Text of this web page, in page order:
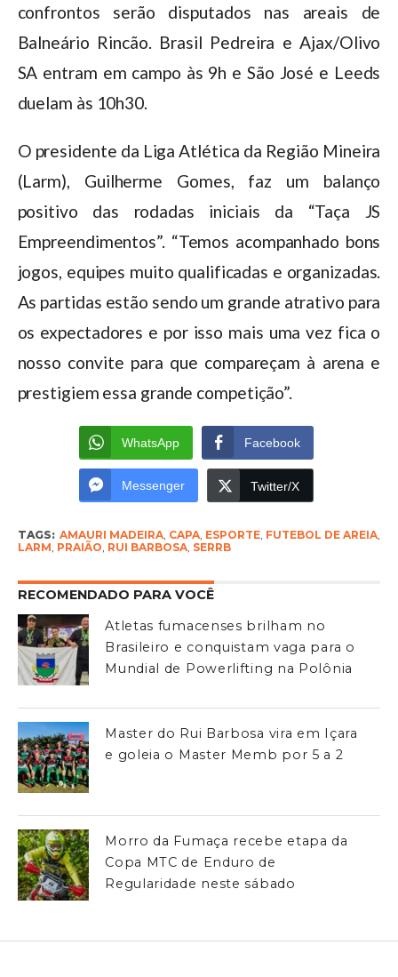
confrontos serão disputados nas areais de
Balneário Rincão. Brasil Pedreira e Ajax/Olivo
SA entram em campo às 9h e São José e Leeds
duelam às 10h30.
O presidente da Liga Atlética da Região Mineira
(Larm), Guilherme Gomes, faz um balanço
positivo das rodadas iniciais da “Taça JS
Empreendimentos”. “Temos acompanhado bons
jogos, equipes muito qualificadas e organizadas.
As partidas estão sendo um grande atrativo para
os expectadores e por isso mais uma vez fica o
nosso convite para que compareçam à arena e
prestigiem essa grande competição”.
WhatsApp Facebook
Messenger Twitter/X
TAGS: AMAURI MADEIRA, CAPA, ESPORTE, FUTEBOL DE AREIA,
LARM PRAIÃO RUI BARBOSA, SERRB
RECOMENDADO PARA VOCÊ
Atletas fumacenses brilham no
Brasileiro e conquistam vaga para o
Mundial de Powerlifting na Polônia
Master do Rui Barbosa vira em Içara
e goleia o Master Memb por 5 a 2
Morro da Fumaça recebe etapa da
Copa MTC de Enduro de
Regularidade neste sábado